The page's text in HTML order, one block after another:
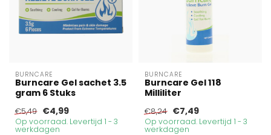
BURNCARE
Burncare Gel sachet 3.5
gram 6 Stuks
€5,49 €4,99
Op voorraad. Levertijd 1 - 3
werkdagen
BURNCARE
Burncare Gel 118
Milliliter
€8,24 €7,49
Op voorraad. Levertijd 1 - 3
werkdagen